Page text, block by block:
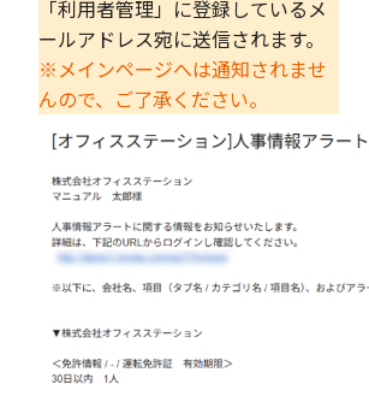
「利用者管理」に登録しているメ
ールアドレス宛に送信されます。
※メインページへは通知されませ
んので、ご了承ください。